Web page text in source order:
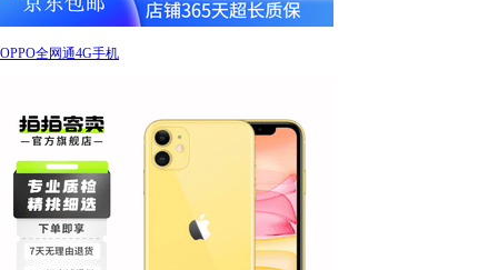
OPPO全网通4G手机